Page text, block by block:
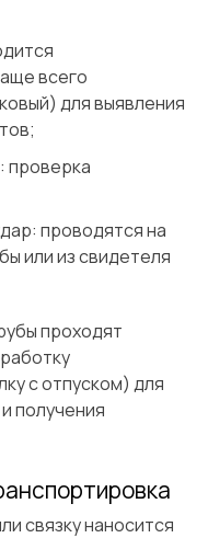
всего
для выявления
проверка
проводятся на
или из свидетеля
проходят
с отпуском) для
получения
связку наносится